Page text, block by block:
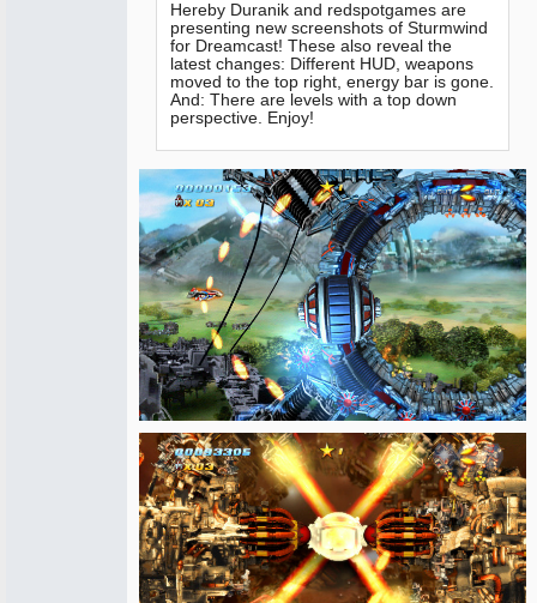
Hereby Duranik and redspotgames are
presenting new screenshots of Sturmwind
for Dreamcast! These also reveal the
latest changes: Different HUD, weapons
moved to the top right, energy bar is gone.
And: There are levels with a top down
perspective. Enjoy!